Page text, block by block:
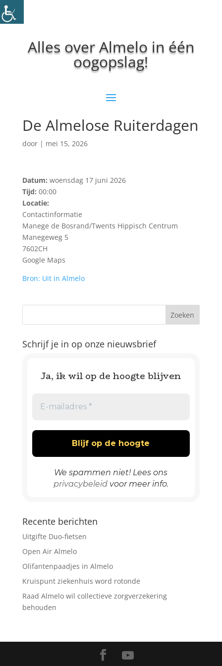
Alles over Almelo in één
oogopslag!
De Almelose Ruiterdagen
door | mei 15, 2026
Datum: woensdag 17 juni 2026
Tijd: 00:00
Locatie:
Contactinformatie
Manege de Bosrand/Twents Hippisch Centrum
Manegeweg 5
7602CH
Google Maps
Bron: Uit in Almelo
Schrijf je in op onze nieuwsbrief
Ja, ik wil op de hoogte blijven
We spammen niet! Lees ons
privacybeleidvoor meer info.
Recente berichten
Uitgifte Duo-fietsen
Open Air Almelo
Olifantenpaadjes in Almelo
Kruispunt ziekenhuis word rotonde
Raad Almelo wil collectieve zorgverzekering
behouden